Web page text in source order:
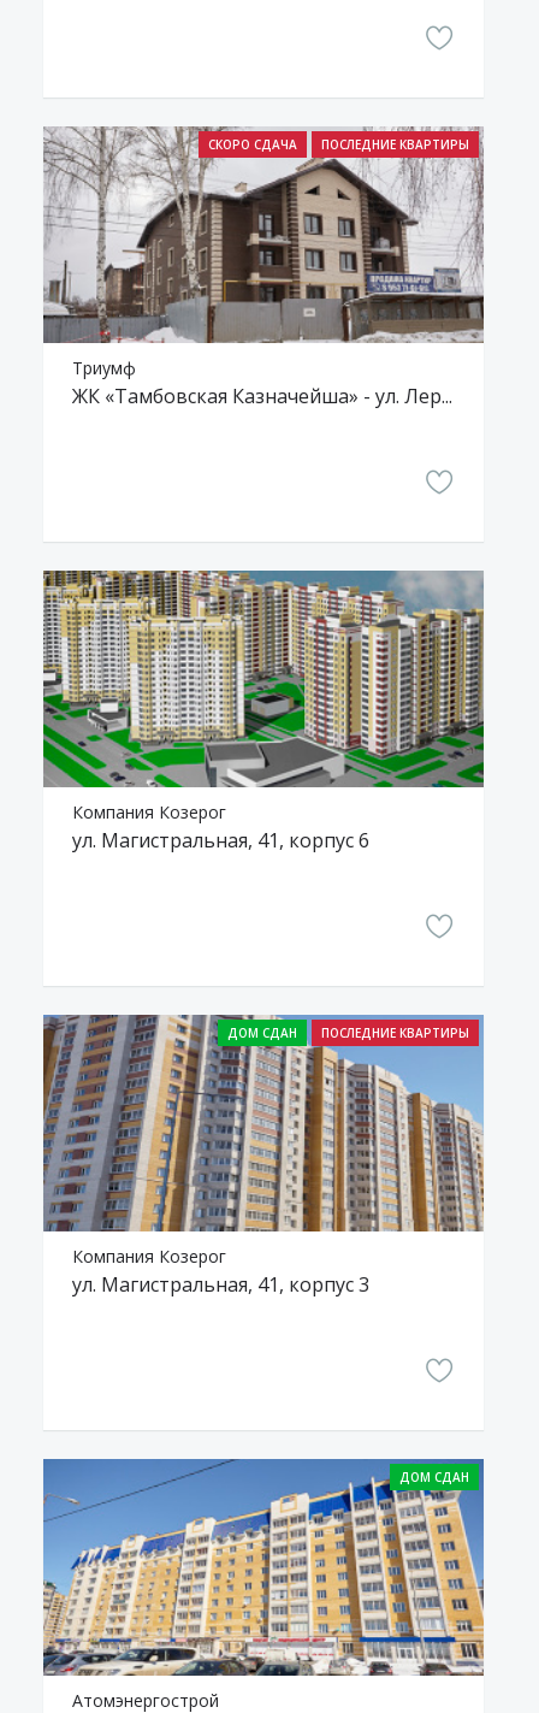
Триумф
ЖК «Тамбовская Казначейша» - ул. Лермонтовская, 74
Компания Козерог
ул. Магистральная, 41, корпус 6
Компания Козерог
ул. Магистральная, 41, корпус 3
Атомэнергострой